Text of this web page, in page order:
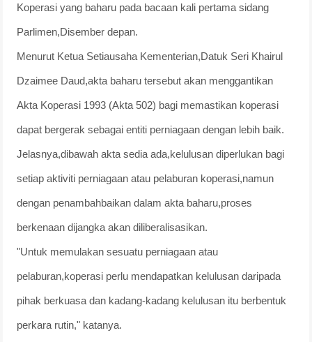
Koperasi yang baharu pada bacaan kali pertama sidang
Parlimen,Disember depan.
Menurut Ketua Setiausaha Kementerian,Datuk Seri Khairul
Dzaimee Daud,akta baharu tersebut akan menggantikan
Akta Koperasi 1993 (Akta 502) bagi memastikan koperasi
dapat bergerak sebagai entiti perniagaan dengan lebih baik.
Jelasnya,dibawah akta sedia ada,kelulusan diperlukan bagi
setiap aktiviti perniagaan atau pelaburan koperasi,namun
dengan penambahbaikan dalam akta baharu,proses
berkenaan dijangka akan diliberalisasikan.
"Untuk memulakan sesuatu perniagaan atau
pelaburan,koperasi perlu mendapatkan kelulusan daripada
pihak berkuasa dan kadang-kadang kelulusan itu berbentuk
perkara rutin," katanya.